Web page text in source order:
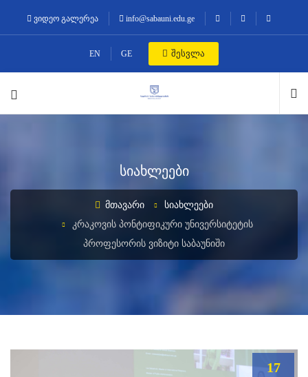
ვიდეო გალერეა info@sabauni.edu.ge
EN GE შესვლა
სიახლეები
ᲛᲗᲐᲕᲐᲠᲘ
ᲡᲘᲐᲮᲚᲔᲔᲑᲘ
ᲙᲠᲐᲙᲝᲕᲘᲡ ᲞᲝᲜᲢᲘᲤᲘᲙᲣᲠᲘ ᲣᲜᲘᲕᲔᲠᲡᲘᲢᲔᲢᲘᲡ
ᲞᲠᲝᲤᲔᲡᲝᲠᲘᲡ ᲕᲘᲖᲘᲢᲘ ᲡᲐᲑᲐᲣᲜᲘᲨᲘ
17